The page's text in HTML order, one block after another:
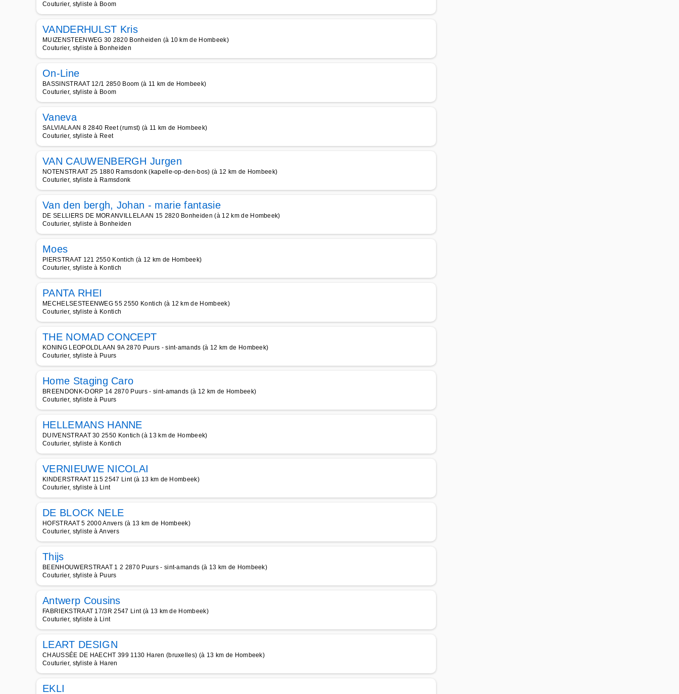
Couturier, styliste à Boom
VANDERHULST Kris
MUIZENSTEENWEG 30 2820 Bonheiden (à 10 km de Hombeek)
Couturier, styliste à Bonheiden
On-Line
BASSINSTRAAT 12/1 2850 Boom (à 11 km de Hombeek)
Couturier, styliste à Boom
Vaneva
SALVIALAAN 8 2840 Reet (rumst) (à 11 km de Hombeek)
Couturier, styliste à Reet
VAN CAUWENBERGH Jurgen
NOTENSTRAAT 25 1880 Ramsdonk (kapelle-op-den-bos) (à 12 km de Hombeek)
Couturier, styliste à Ramsdonk
Van den bergh, Johan - marie fantasie
DE SELLIERS DE MORANVILLELAAN 15 2820 Bonheiden (à 12 km de Hombeek)
Couturier, styliste à Bonheiden
Moes
PIERSTRAAT 121 2550 Kontich (à 12 km de Hombeek)
Couturier, styliste à Kontich
PANTA RHEI
MECHELSESTEENWEG 55 2550 Kontich (à 12 km de Hombeek)
Couturier, styliste à Kontich
THE NOMAD CONCEPT
KONING LEOPOLDLAAN 9A 2870 Puurs - sint-amands (à 12 km de Hombeek)
Couturier, styliste à Puurs
Home Staging Caro
BREENDONK-DORP 14 2870 Puurs - sint-amands (à 12 km de Hombeek)
Couturier, styliste à Puurs
HELLEMANS HANNE
DUIVENSTRAAT 30 2550 Kontich (à 13 km de Hombeek)
Couturier, styliste à Kontich
VERNIEUWE NICOLAI
KINDERSTRAAT 115 2547 Lint (à 13 km de Hombeek)
Couturier, styliste à Lint
DE BLOCK NELE
HOFSTRAAT 5 2000 Anvers (à 13 km de Hombeek)
Couturier, styliste à Anvers
Thijs
BEENHOUWERSTRAAT 1 2 2870 Puurs - sint-amands (à 13 km de Hombeek)
Couturier, styliste à Puurs
Antwerp Cousins
FABRIEKSTRAAT 17/3R 2547 Lint (à 13 km de Hombeek)
Couturier, styliste à Lint
LEART DESIGN
CHAUSSÉE DE HAECHT 399 1130 Haren (bruxelles) (à 13 km de Hombeek)
Couturier, styliste à Haren
EKLI